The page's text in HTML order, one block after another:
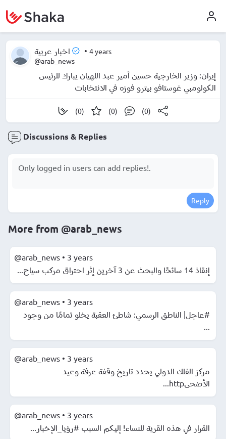
اخبار عربية • 4 years
@arab_news
إيران: وزير الخارجية حسين أمير عبد اللهيان يبارك للرئيس
الكولومبي غوستافو بيترو فوزه في الانتخابات
(0) (0) (0)
Discussions & Replies
Reply
More from @arab_news
@arab_news • 3 years
إنقاذ 14 سائحًا والبحث عن 3 آخرين إثر احتراق مركب سياح...
@arab_news • 3 years
#عاجل| الناطق الرسمي: شاطئ العقبة يخلو تمامًا من وجود
...
@arab_news • 3 years
مركز الفلك الدولي يحدد تاريخ وقفة عرفة وعيد
الأضحىhttp...
@arab_news • 3 years
القرار في هذه القرية للنساء! إليكم السبب #رؤيا_الإخبار...